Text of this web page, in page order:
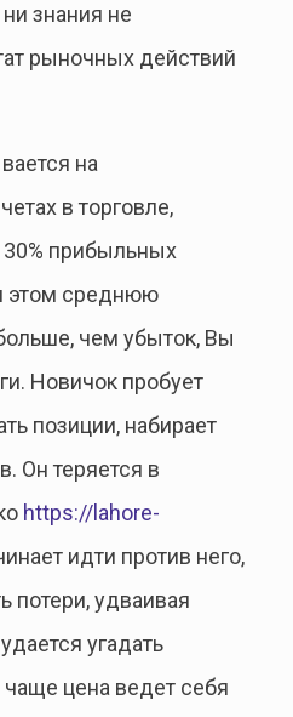
знания не
рыночных действий
на
в торговле,
прибыльных
этом среднюю
чем убыток, Вы
Новичок пробует
позиции, набирает
Он теряется в
https://lahore-
идти против него,
потери, удваивая
угадать
цена ведет себя